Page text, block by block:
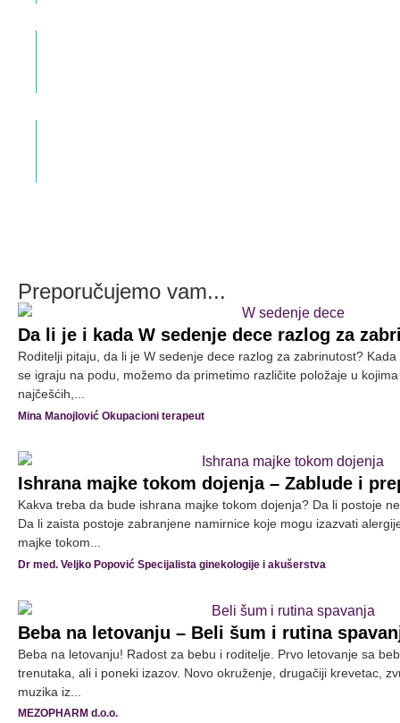
Preporučujemo vam...
Da li je i kada W sedenje dece razlog za
Roditelji pitaju, da li je W sedenje dece razlog za zabrinutost?
se igraju na podu, možemo da primetimo različite položaje u
najčešćih,...
Mina Manojlović Okupacioni terapeut
Ishrana majke tokom dojenja – Zablude i
Kakva treba da bude ishrana majke tokom dojenja? Da li postoje
Da li zaista postoje zabranjene namirnice koje mogu izazvati
majke tokom...
Dr med. Veljko Popović Specijalista ginekologije i akušerstva
Beba na letovanju – Beli šum i rutina
Beba na letovanju! Radost za bebu i roditelje. Prvo letovanje sa
trenutaka, ali i poneki izazov. Novo okruženje, drugačiji krevetac,
muzika iz...
MEZOPHARM d.o.o.